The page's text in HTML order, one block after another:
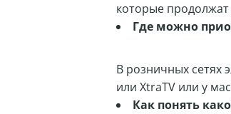
которые
Где можно
В розничных сетях
или XtraTV или у
Как понять